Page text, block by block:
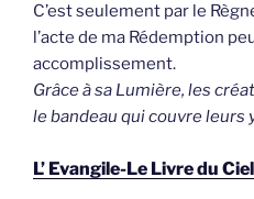
C’est seulement par le
l’acte de ma Rédemption
accomplissement.
Grâce à sa Lumière, les
le bandeau qui couvre leurs
L’ Evangile-Le Livre du